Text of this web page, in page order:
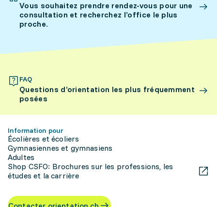
Vous souhaitez prendre rendez-vous pour une
consultation et recherchez l’office le plus
proche.
FAQ
Questions d’orientation les plus fréquemment
posées
Information pour
Écolières et écoliers
Gymnasiennes et gymnasiens
Adultes
Shop CSFO: Brochures sur les professions, les
études et la carrière